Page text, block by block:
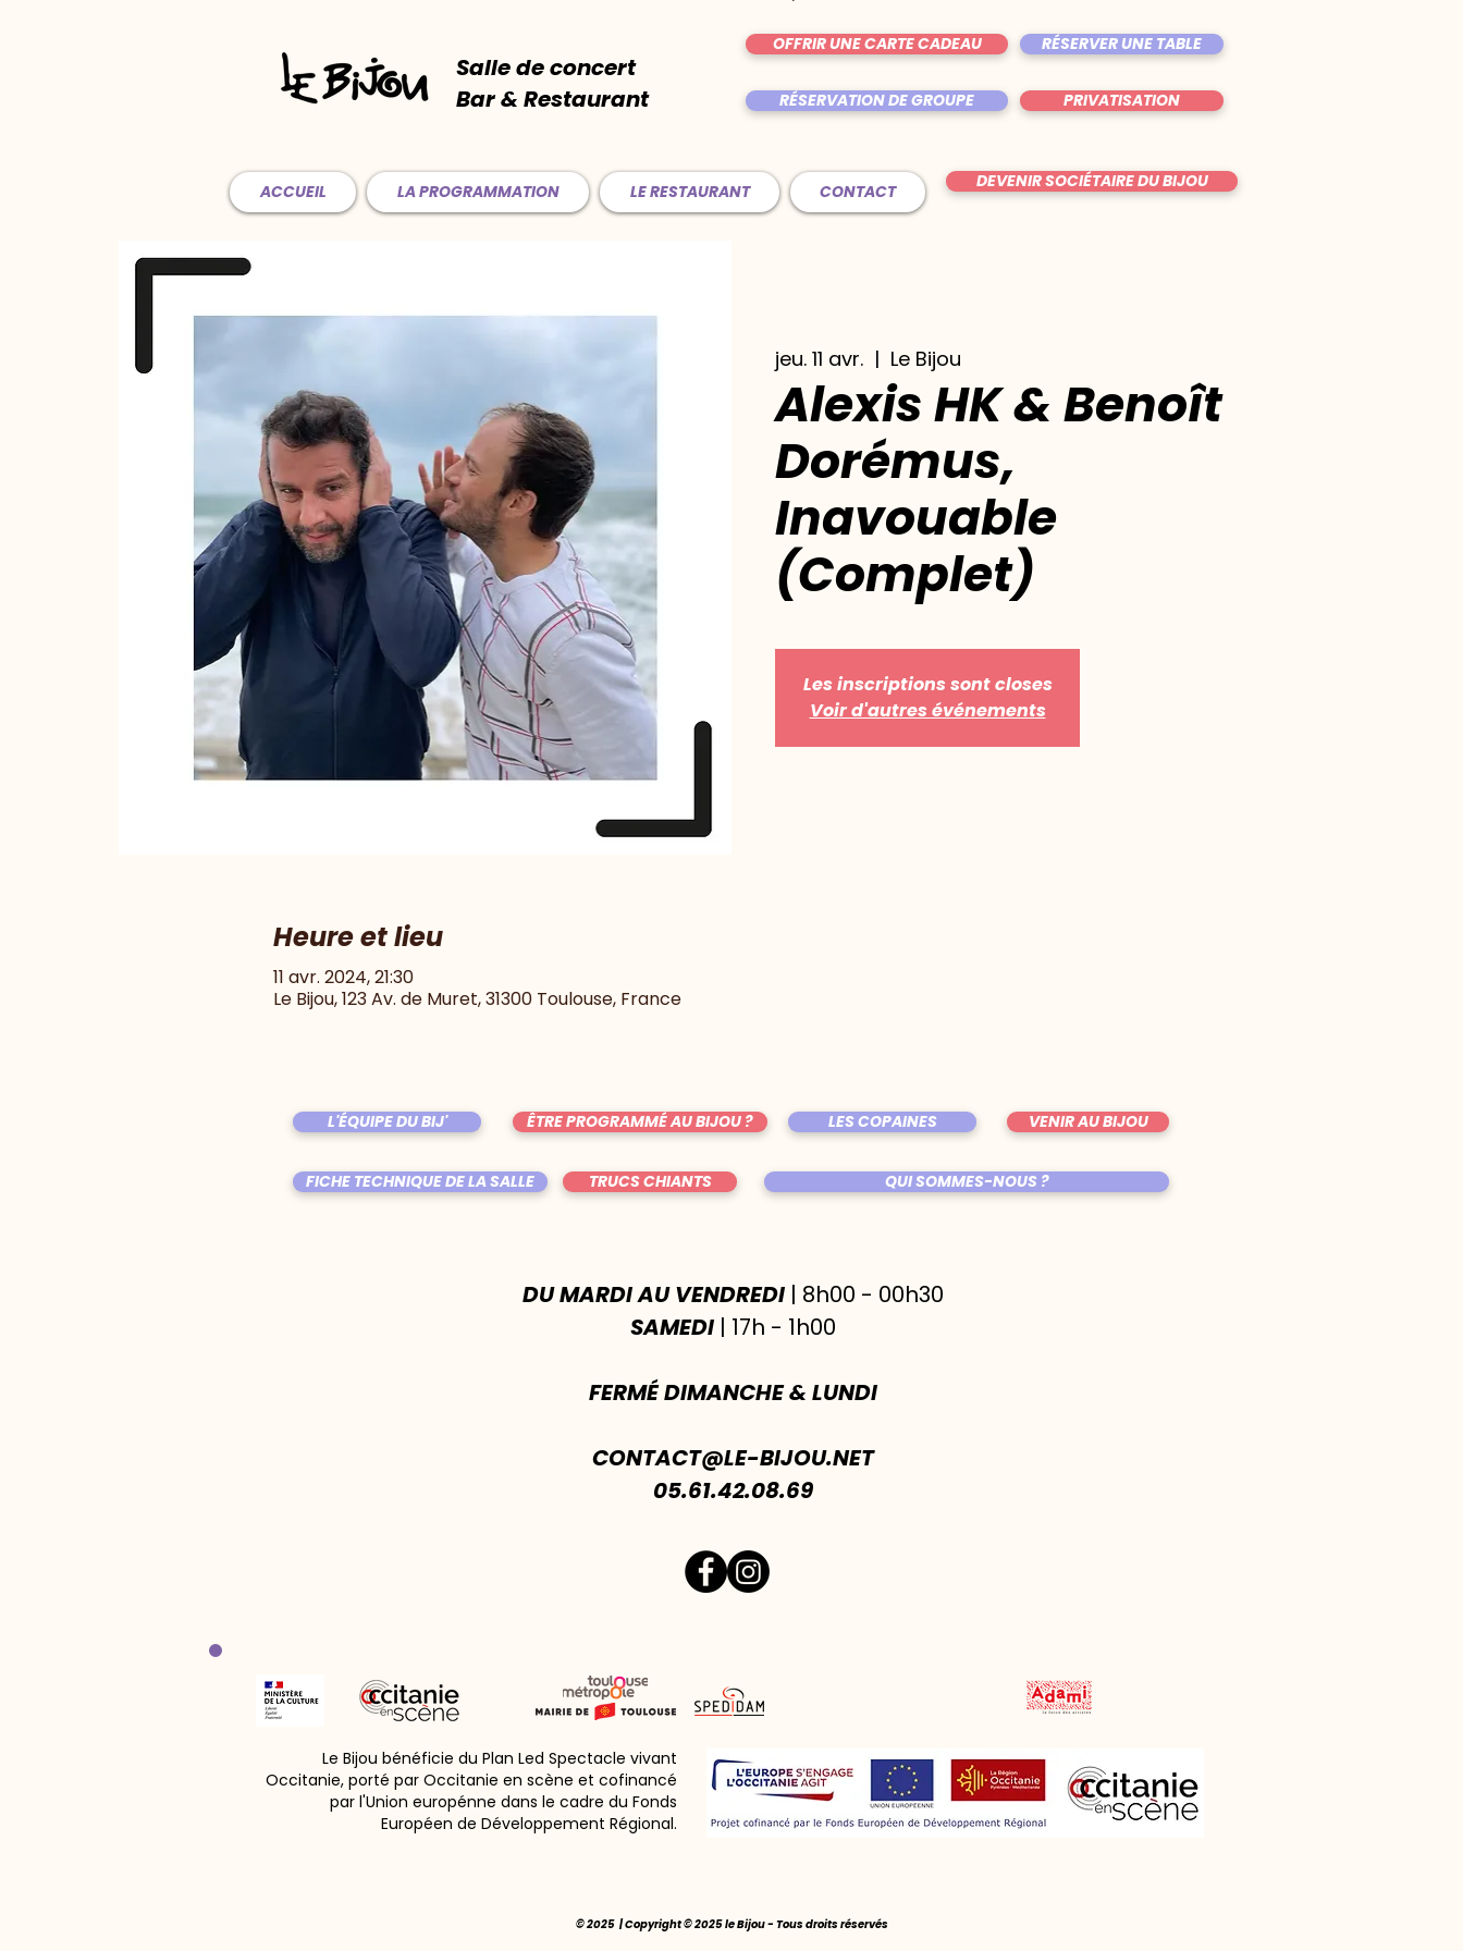
Salle de concert
Bar & Restaurant
OFFRIR UNE CARTE CADEAU RÉSERVER UNE TABLE
RÉSERVATION DE GROUPE PRIVATISATION
ACCUEIL LA PROGRAMMATION LE RESTAURANT CONTACT DEVENIR SOCIÉTAIRE DU BIJOU
jeu. 11 avr.
  |
Le Bijou
Alexis HK & Benoît
Dorémus,
Inavouable
(Complet)
Les inscriptions sont closes
Voir d'autres événements
Heure et lieu
11 avr. 2024, 21:30
Le Bijou, 123 Av. de Muret, 31300 Toulouse, France
L'ÉQUIPE DU BIJ' ÊTRE PROGRAMMÉ AU BIJOU ? LES COPAINES VENIR AU BIJOU
FICHE TECHNIQUE DE LA SALLE TRUCS CHIANTS QUI SOMMES-NOUS ?
DU MARDI AU VENDREDI| 8h00 - 00h30
SAMEDI| 17h - 1h00
FERMÉ DIMANCHE & LUNDI
CONTACT@LE-BIJOU.NET
05.61.42.08.69
Le Bijou bénéficie du Plan Led Spectacle vivant
Occitanie, porté par Occitanie en scène et cofinancé
par l'Union europénne dans le cadre du Fonds
Européen de Développement Régional.
© 2025 | Copyright © 2025 le Bijou - Tous droits réservés